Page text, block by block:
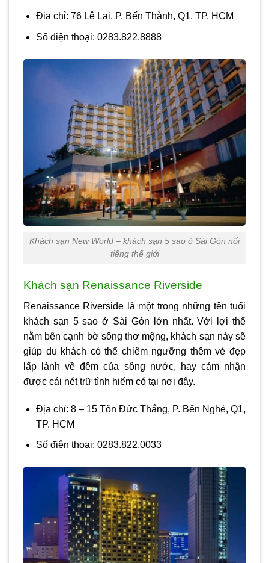
Địa chỉ: 76 Lê Lai, P. Bến Thành, Q1, TP. HCM
Số điện thoại: 0283.822.8888
Khách sạn New World – khách sạn 5 sao ở Sài Gòn nổi
tiếng thế giới
Khách sạn Renaissance Riverside
Renaissance Riverside là một trong những tên tuổi
khách sạn 5 sao ở Sài Gòn lớn nhất. Với lợi thế
nằm bên cạnh bờ sông thơ mộng, khách sạn này sẽ
giúp du khách có thể chiêm ngưỡng thêm vẻ đẹp
lấp lánh về đêm của sông nước, hay cảm nhận
được cái nét trữ tình hiếm có tại nơi đây.
Địa chỉ: 8 – 15 Tôn Đức Thắng, P. Bến Nghé, Q1,
TP. HCM
Số điện thoại: 0283.822.0033